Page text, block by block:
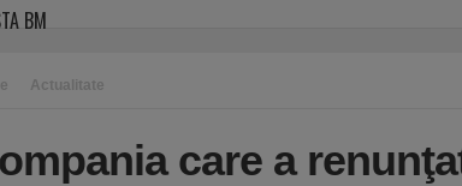
BM
Actualitate
care a